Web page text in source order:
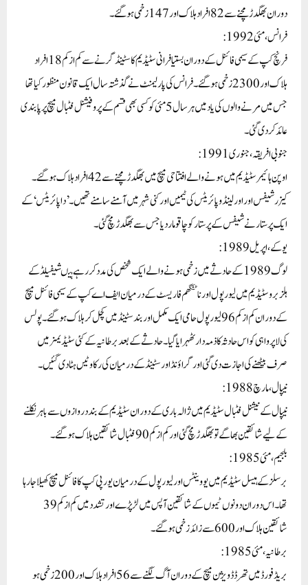
دوران بھگدڑ مچنے سے 82 افراد ہلاک اور 147 زخمی ہو گئے۔
فرانس، مئی 1992:
فرنچ کپ کے سیمی فائنل کے دوران بستیا فرانی سٹیڈیم کا سٹینڈ گرنے سے کم از کم 18 افراد
ہلاک اور 2300 زخمی ہوگئے۔فرانس کی پارلیمنٹ نے گذشتہ سال ایک قانون منظور کیا تھا
جس میں مرنے والوں کی یاد میں ہر سال 5 مئی کو کسی بھی قسم کے پروفیشنل فٹبال میچ پر پابندی
عائد کر دی گئی۔
جنوبی افریقہ، جنوری 1991:
اوپن ہائیمر سٹیڈیم میں ہونے والے افتتاحی میچ میں بھگدڑ مچنے سے 42 افراد ہلاک ہوگئے۔
کیزر شیفس اور اورلینڈو پائریٹس کی ٹیمیں اورکنی شہر میں آمنے سامنے تھیں۔’دا پائریٹس‘ کے
ایک پرستار نے شیفس کے پرستار کو چاقو مار دیا جس سے بھگدڑ مچ گئی۔
یوکے، اپریل 1989:
لوگ 1989 کے حادثے میں زخمی ہونے والے ایک شخص کی مدد کر رہے ہیںشیفیلڈ کے
ہلزبرو سٹیڈیم میں لیورپول اور ناٹنگھم فاریسٹ کے درمیان ایف اے کپ کے سیمی فائنل میچ
کے دوران کم از کم 96 لیورپول حامی ایک مکمل اور بند سٹینڈ میں کچل کر ہلاک ہو گئے۔پولس
کی لاپرواہی کو اس حادثہ کا ذمہ دار ٹھہرایا گیا۔ حادثے کے بعد برطانیہ کے کئی سٹیڈیمز میں
صرف بیٹھنے کی اجازت دی گئی اور گراؤنڈ اور سٹینڈ کے درمیان کی رکاوٹیں ہٹا دی گئیں۔
نیپال، مارچ 1988:
نیپال کے نیشنل فٹبال سٹیڈیم میں ژالہ باری کے دوران سٹیڈیم کے بند دروازوں سے باہر نکلنے
کے لیے شائقین بھاگے تو بھگدڑ مچ گئی اور کم از کم 90 فٹبال شائقین ہلاک ہوگئے۔
بلجیم، مئی 1985:
برسلز کے ہیسل سٹیڈیم میں یووینٹس اور لیور پول کے درمیان یورپی کپ کا فائنل میچ کھیلا جا رہا
تھا۔ اس دوران دونوں ٹیموں کے شائقین آپس میں لڑ پڑے اور تشدد میں کم از کم 39
شائقین ہلاک اور 600 سے زائد زخمی ہو گئے۔
برطانیہ، مئی 1985:
بریڈ فورڈ میں تھرڈ ڈویژن میچ کے دوران آگ لگنے سے 56 افراد ہلاک اور 200 زخمی ہو